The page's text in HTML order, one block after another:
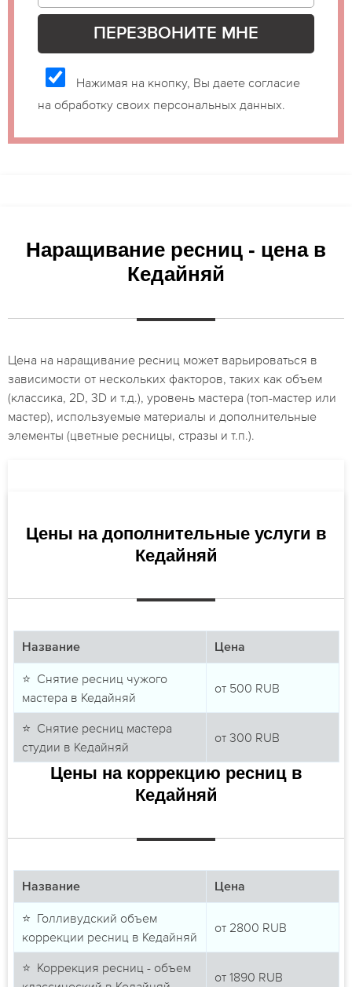
Нажимая на кнопку, Вы даете согласие
на обработку своих персональных данных.
Наращивание ресниц - цена в
Кедайняй
Цена на наращивание ресниц может варьироваться в
зависимости от нескольких факторов, таких как объем
(классика, 2D, 3D и т.д.), уровень мастера (топ-мастер или
мастер), используемые материалы и дополнительные
элементы (цветные ресницы, стразы и т.п.).
Цены на дополнительные услуги в
Кедайняй
Название Цена
⭐ Снятие ресниц чужого
мастера в Кедайняй
от 500 RUB
⭐ Снятие ресниц мастера
студии в Кедайняй
от 300 RUB
Цены на коррекцию ресниц в
Кедайняй
Название Цена
⭐ Голливудский объем
коррекции ресниц в Кедайняй
от 2800 RUB
⭐ Коррекция ресниц - объем
от 1890 RUB